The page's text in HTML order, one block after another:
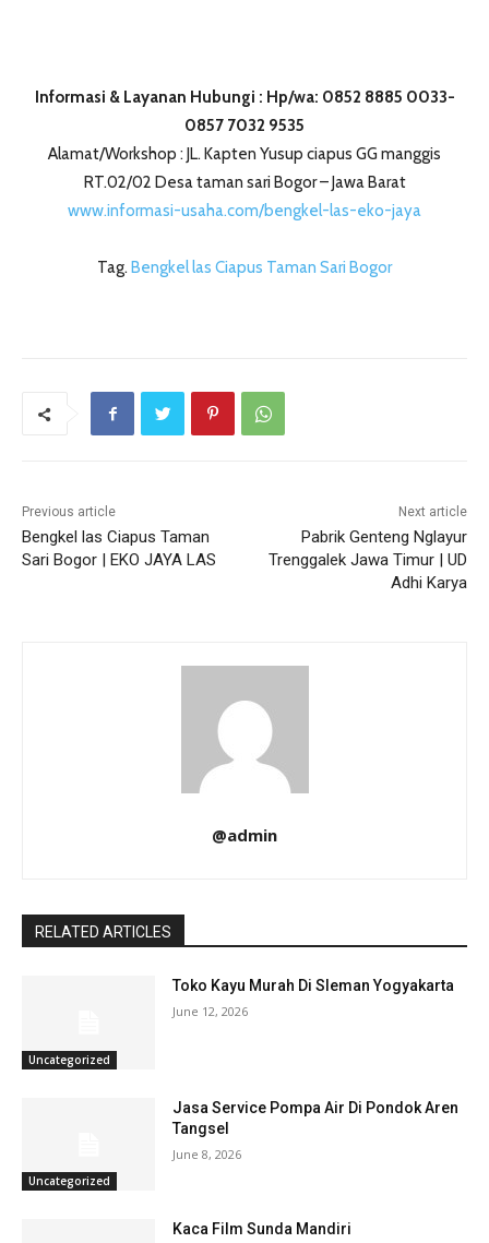
Informasi & Layanan Hubungi : Hp/wa: 0852 8885 0033-
0857 7032 9535
Alamat/Workshop : JL. Kapten Yusup ciapus GG manggis
RT.02/02 Desa taman sari Bogor – Jawa Barat
www.informasi-usaha.com/bengkel-las-eko-jaya
Tag. Bengkel las Ciapus Taman Sari Bogor
Previous article
Bengkel las Ciapus Taman
Sari Bogor | EKO JAYA LAS
Next article
Pabrik Genteng Nglayur
Trenggalek Jawa Timur | UD
Adhi Karya
@admin
RELATED ARTICLES
Uncategorized
Toko Kayu Murah Di Sleman Yogyakarta
June 12, 2026
Uncategorized
Jasa Service Pompa Air Di Pondok Aren
Tangsel
June 8, 2026
Kaca Film Sunda Mandiri